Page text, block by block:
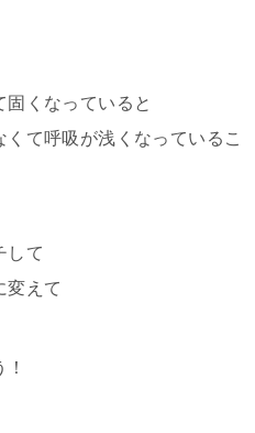
くなっていると
て呼吸が浅くなっているこ
して
変えて